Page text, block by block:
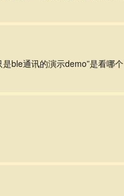
ble通讯的演示demo”是看哪个